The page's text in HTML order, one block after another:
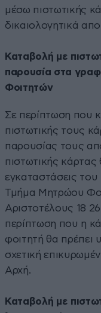
μέσω πιστωτικής
δικαιολογητικά
Καταβολή με
παρουσία στα
Φοιτητών
Σε περίπτωση που
πιστωτικής τους
παρουσίας τους
πιστωτικής
εγκαταστάσεις
Τμήμα Μητρώου
Αριστοτέλους 18
περίπτωση που η
φοιτητή θα πρέπει
σχετική
Αρχή.
Καταβολή με